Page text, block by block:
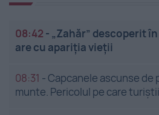
08:42 - „Zahăr” descoperit
are cu apariția vieții
08:31 -Capcanele ascunse de
munte. Pericolul pe care